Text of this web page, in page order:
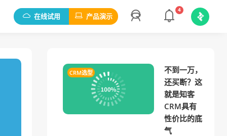
在线试用 产品演示
4
CRM选型
不到一万，
还买断？这
就是知客
CRM具有
性价比的底
气